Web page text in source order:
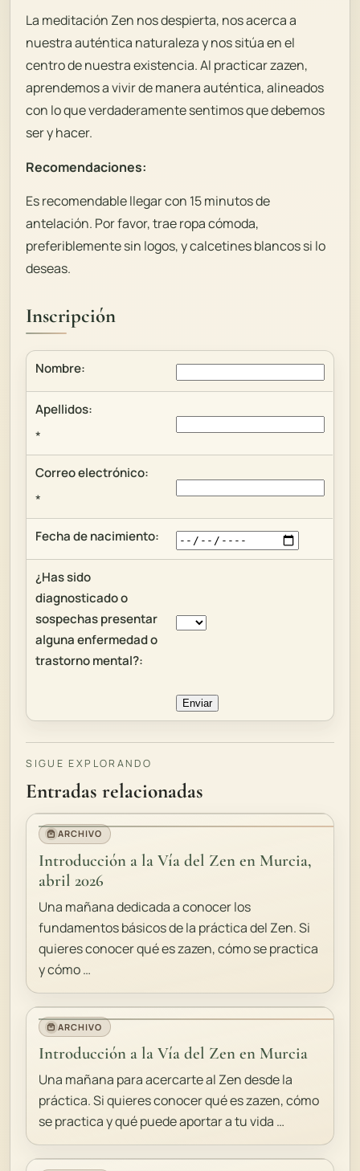
La meditación Zen nos despierta, nos acerca a
nuestra auténtica naturaleza y nos sitúa en el
centro de nuestra existencia. Al practicarzazen,
aprendemos a vivir de manera auténtica, alineados
con lo que verdaderamente sentimos que debemos
ser y hacer.
Recomendaciones:
Es recomendable llegar con 15 minutos de
antelación. Por favor, trae ropa cómoda,
preferiblemente sin logos, y calcetines blancos si lo
deseas.
Inscripción
Nombre:
Apellidos:
*
Correo electrónico:
*
Fecha de nacimiento:
¿Has sido
diagnosticado o
sospechas presentar
alguna enfermedad o
trastorno mental?:
SIGUE EXPLORANDO
Entradas relacionadas
ARCHIVO
Introducción a la Vía del Zen en Murcia,
abril 2026
Una mañana dedicada a conocer los
fundamentos básicos de la práctica del Zen. Si
quieres conocer qué es zazen, cómo se practica
y cómo …
ARCHIVO
Introducción a la Vía del Zen en Murcia
Una mañana para acercarte al Zen desde la
práctica. Si quieres conocer qué es zazen, cómo
se practica y qué puede aportar a tu vida …